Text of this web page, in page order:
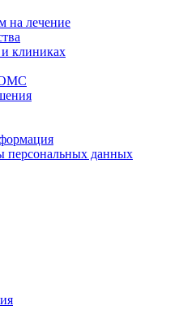
на лечение
клиниках
ОМС
персональных данных